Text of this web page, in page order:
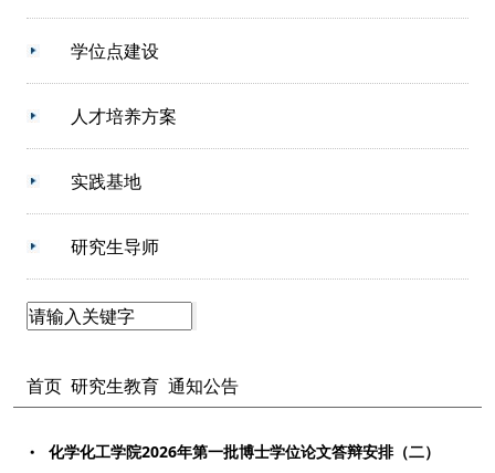
学位点建设
人才培养方案
实践基地
研究生导师
首页 研究生教育 通知公告
化学化工学院2026年第一批博士学位论文答辩安排（二）